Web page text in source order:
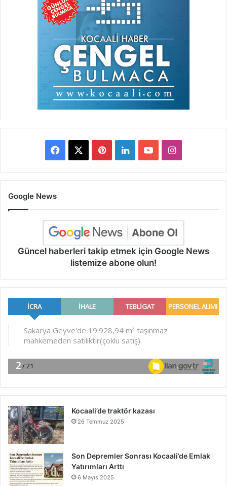
Facebook PinterestLinkedInYouTubeInstagram
Google News
Güncel haberleri takip etmek için Google News
listemize abone olun!
Kocaali’de traktör kazası
26 Temmuz 2025
Son Depremler Sonrası Kocaali’de Emlak
Yatırımları Arttı
6 Mayıs 2025